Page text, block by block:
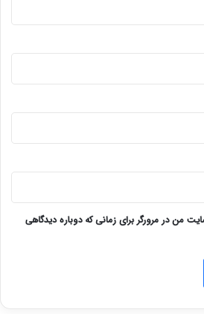
من در مرورگر برای زمانی که دوباره دیدگاهی